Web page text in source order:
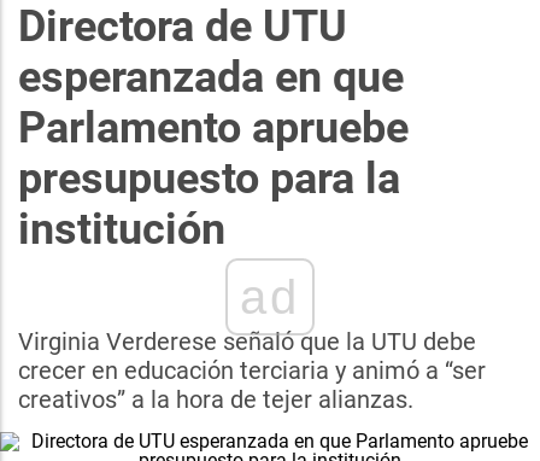
Directora de UTU
esperanzada en que
Parlamento apruebe
presupuesto para la
institución
ad
Virginia Verderese señaló que la UTU debe
crecer en educación terciaria y animó a “ser
creativos” a la hora de tejer alianzas.